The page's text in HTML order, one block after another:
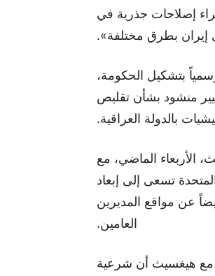
إصلاحات جذرية في
إيران بطرق مختلفة».
بتشكيل الحكومة،
منشود بشأن تقليص
بالدولة العراقية.
الأربعاء الماضي، مع
تسعى إلى إبعاد
عن مواقع المديرين
العامين.
مع هيغسيث أن شرعية